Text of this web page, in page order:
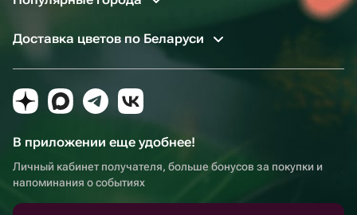
Доставка цветов по Беларуси
В приложении еще удобнее!
Личный кабинет получателя, больше бонусов за покупки и
напоминания о событиях